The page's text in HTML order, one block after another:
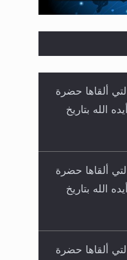
ألقاها حضرة
الله بتاريخ
ألقاها حضرة
الله بتاريخ
ألقاها حضرة